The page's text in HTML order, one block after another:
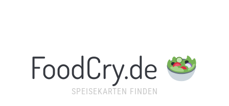
FoodCry.de
SPEISEKARTEN FINDEN